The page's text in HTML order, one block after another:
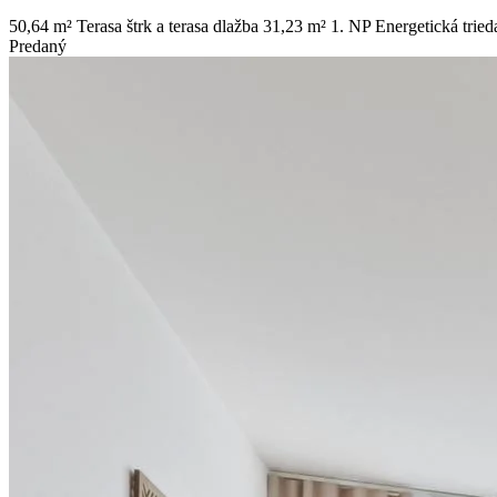
50,64 m² Terasa štrk a terasa dlažba 31,23 m² 1. NP Energetická
Predaný